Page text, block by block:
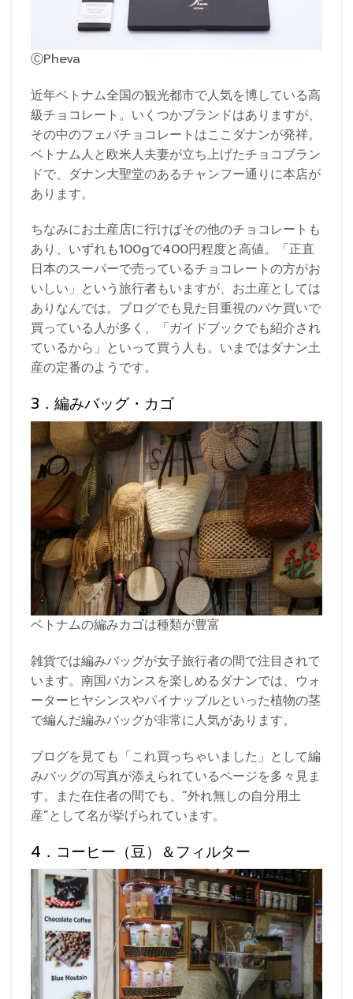
ⒸPheva
近年ベトナム全国の観光都市で人気を博している高
級チョコレート。いくつかブランドはありますが、
その中のフェバチョコレートはここダナンが発祥。
ベトナム人と欧米人夫妻が立ち上げたチョコブラン
ドで、ダナン大聖堂のあるチャンフー通りに本店が
あります。
ちなみにお土産店に行けばその他のチョコレートも
あり、いずれも100gで400円程度と高値。「正直
日本のスーパーで売っているチョコレートの方がお
いしい」という旅行者もいますが、お土産としては
ありなんでは。ブログでも見た目重視のパケ買いで
買っている人が多く、「ガイドブックでも紹介され
ているから」といって買う人も。いまではダナン土
産の定番のようです。
3．編みバッグ・カゴ
ベトナムの編みカゴは種類が豊富
雑貨では編みバッグが女子旅行者の間で注目されて
います。南国バカンスを楽しめるダナンでは、ウォ
ーターヒヤシンスやパイナップルといった植物の茎
で編んだ編みバッグが非常に人気があります。
ブログを見ても「これ買っちゃいました」として編
みバッグの写真が添えられているページを多々見ま
す。また在住者の間でも、“外れ無しの自分用土
産”として名が挙げられています。
4．コーヒー（豆）＆フィルター